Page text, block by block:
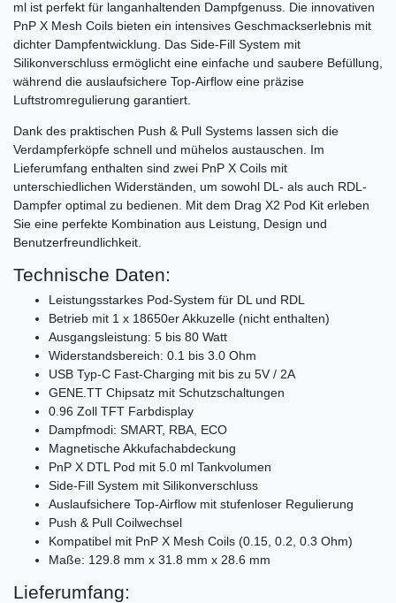
ml ist perfekt für langanhaltenden Dampfgenuss. Die innovativen
PnP X Mesh Coils bieten ein intensives Geschmackserlebnis mit
dichter Dampfentwicklung. Das Side-Fill System mit
Silikonverschluss ermöglicht eine einfache und saubere Befüllung,
während die auslaufsichere Top-Airflow eine präzise
Luftstromregulierung garantiert.
Dank des praktischen Push & Pull Systems lassen sich die
Verdampferköpfe schnell und mühelos austauschen. Im
Lieferumfang enthalten sind zwei PnP X Coils mit
unterschiedlichen Widerständen, um sowohl DL- als auch RDL-
Dampfer optimal zu bedienen. Mit dem Drag X2 Pod Kit erleben
Sie eine perfekte Kombination aus Leistung, Design und
Benutzerfreundlichkeit.
Technische Daten:
Leistungsstarkes Pod-System für DL und RDL
Betrieb mit 1 x 18650er Akkuzelle (nicht enthalten)
Ausgangsleistung: 5 bis 80 Watt
Widerstandsbereich: 0.1 bis 3.0 Ohm
USB Typ-C Fast-Charging mit bis zu 5V / 2A
GENE.TT Chipsatz mit Schutzschaltungen
0.96 Zoll TFT Farbdisplay
Dampfmodi: SMART, RBA, ECO
Magnetische Akkufachabdeckung
PnP X DTL Pod mit 5.0 ml Tankvolumen
Side-Fill System mit Silikonverschluss
Auslaufsichere Top-Airflow mit stufenloser Regulierung
Push & Pull Coilwechsel
Kompatibel mit PnP X Mesh Coils (0.15, 0.2, 0.3 Ohm)
Maße: 129.8 mm x 31.8 mm x 28.6 mm
Lieferumfang: